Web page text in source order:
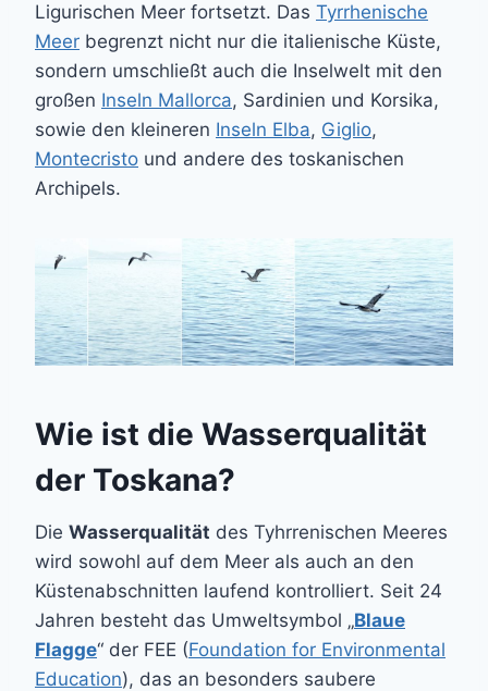
Ligurischen Meer fortsetzt. Das Tyrrhenische
Meer begrenzt nicht nur die italienische Küste,
sondern umschließt auch die Inselwelt mit den
großen Inseln Mallorca, Sardinien und Korsika,
sowie den kleineren Inseln Elba, Giglio,
Montecristo und andere des toskanischen
Archipels.
Wie ist die Wasserqualität
der Toskana?
Die Wasserqualität des Tyhrrenischen Meeres
wird sowohl auf dem Meer als auch an den
Küstenabschnitten laufend kontrolliert. Seit 24
Jahren besteht das Umweltsymbol „Blaue
Flagge“ der FEE (Foundation for Environmental
Education), das an besonders saubere